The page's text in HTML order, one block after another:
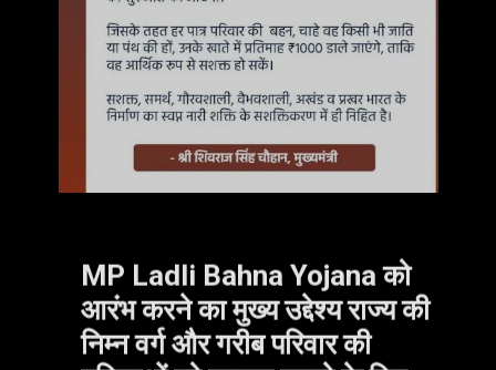
आरंभ करने का मुख्य उद्देश्य राज्य की
निम्न वर्ग और गरीब परिवार की
महिलाओं को मजबूत बनाने के लिए